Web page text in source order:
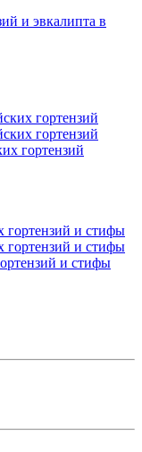
и эвкалипта в
гортензий
и стифы